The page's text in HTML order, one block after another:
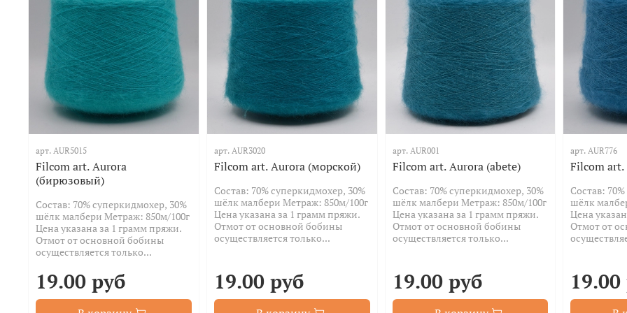
арт. AUR5015
Filcom art. Aurora
(бирюзовый)
Состав: 70% суперкидмохер, 30%
шёлк малбери Метраж: 850м/100г
Цена указана за 1 грамм пряжи.
Отмот от основной бобины
осуществляется только...
19.00 руб
арт. AUR3020
Filcom art. Aurora (морской)
Состав: 70% суперкидмохер, 30%
шёлк малбери Метраж: 850м/100г
Цена указана за 1 грамм пряжи.
Отмот от основной бобины
осуществляется только...
19.00 руб
арт. AUR001
Filcom art. Aurora (abete)
Состав: 70% суперкидмохер, 30%
шёлк малбери Метраж: 850м/100г
Цена указана за 1 грамм пряжи.
Отмот от основной бобины
осуществляется только...
19.00 руб
арт.AUR776
Filcom
Состав:
шёлк
Цена
Отмот от